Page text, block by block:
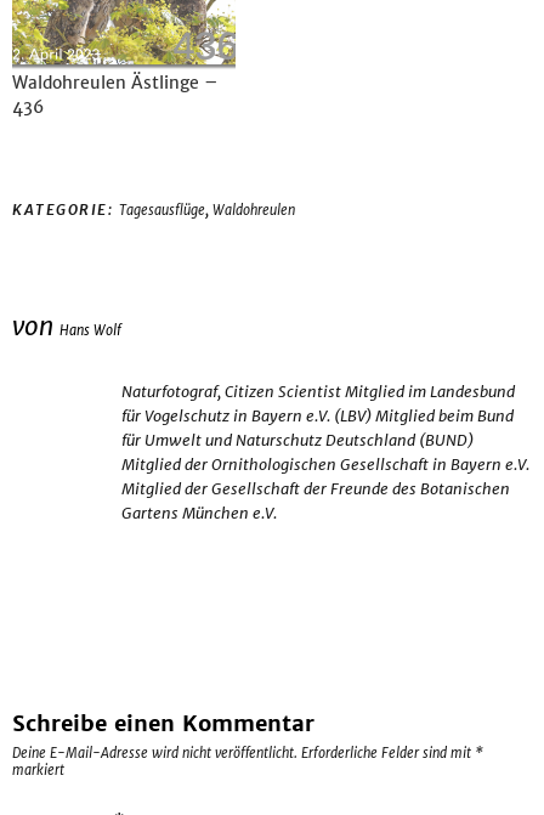
Waldohreulen Ästlinge –
436
KATEGORIE: Tagesausflüge, Waldohreulen
von Hans Wolf
Naturfotograf, Citizen Scientist Mitglied im Landesbund
für Vogelschutz in Bayern e.V. (LBV) Mitglied beim Bund
für Umwelt und Naturschutz Deutschland (BUND)
Mitglied der Ornithologischen Gesellschaft in Bayern e.V.
Mitglied der Gesellschaft der Freunde des Botanischen
Gartens München e.V.
Schreibe einen Kommentar
Deine E-Mail-Adresse wird nicht veröffentlicht. Erforderliche Felder sind mit *
markiert